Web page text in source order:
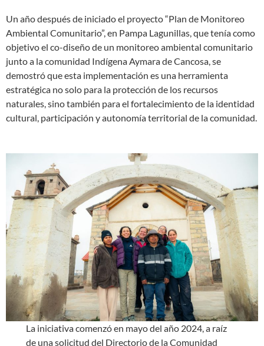
Un año después de iniciado el proyecto “Plan de Monitoreo
Ambiental Comunitario”, en Pampa Lagunillas, que tenía como
objetivo el co-diseño de un monitoreo ambiental comunitario
junto a la comunidad Indígena Aymara de Cancosa, se
demostró que esta implementación es una herramienta
estratégica no solo para la protección de los recursos
naturales, sino también para el fortalecimiento de la identidad
cultural, participación y autonomía territorial de la comunidad.
La iniciativa comenzó en mayo del año 2024, a raíz
de una solicitud del Directorio de la Comunidad